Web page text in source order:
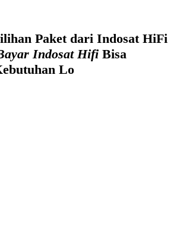
Paket dari Indosat HiFi
Indosat Hifi Bisa
Lo